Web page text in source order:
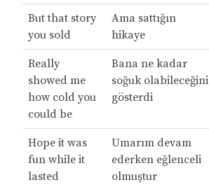
But that story
you sold
Ama sattığın
hikaye
Really
showed me
how cold you
could be
Bana ne kadar
soğuk olabileceğini
gösterdi
Hope it was
fun while it
lasted
Umarım devam
ederken eğlenceli
olmuştur